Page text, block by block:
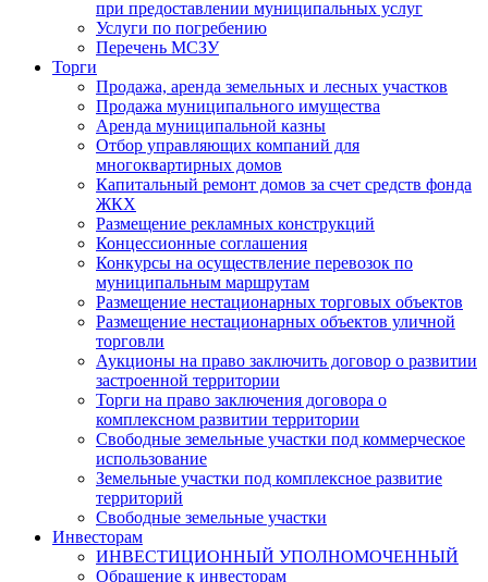
при предоставлении муниципальных услуг
Услуги по погребению
Перечень МСЗУ
Торги
Продажа, аренда земельных и лесных участков
Продажа муниципального имущества
Аренда муниципальной казны
Отбор управляющих компаний для
многоквартирных домов
Капитальный ремонт домов за счет средств фонда
ЖКХ
Размещение рекламных конструкций
Концессионные соглашения
Конкурсы на осуществление перевозок по
муниципальным маршрутам
Размещение нестационарных торговых объектов
Размещение нестационарных объектов уличной
торговли
Аукционы на право заключить договор о развитии
застроенной территории
Торги на право заключения договора о
комплексном развитии территории
Свободные земельные участки под коммерческое
использование
Земельные участки под комплексное развитие
территорий
Свободные земельные участки
Инвесторам
ИНВЕСТИЦИОННЫЙ УПОЛНОМОЧЕННЫЙ
Обращение к инвесторам